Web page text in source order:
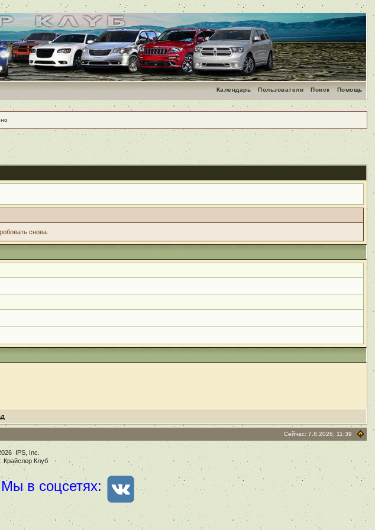
Помощь
Поиск
Пользователи
Календарь
снова.
Сейчас: 7.8.2026, 11:39
IPS, Inc
Крайслер Клуб
Мы в соцсетях: